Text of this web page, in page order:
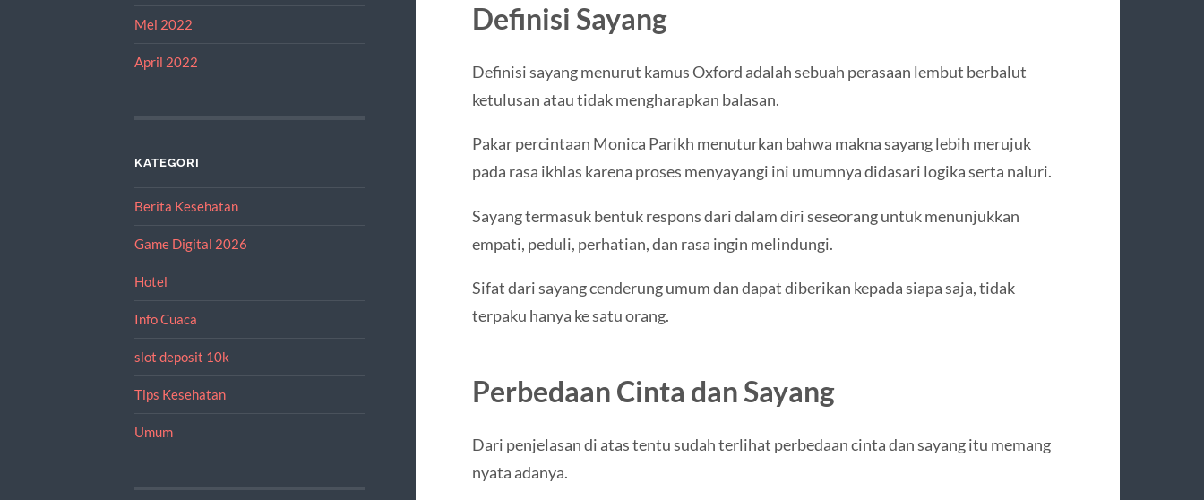
Mei 2022
April 2022
KATEGORI
Berita Kesehatan
Game Digital 2026
Hotel
Info Cuaca
slot deposit 10k
Tips Kesehatan
Umum
Definisi Sayang
Definisi sayang menurut kamus Oxford adalah sebuah perasaan lembut berbalut
ketulusan atau tidak mengharapkan balasan.
Pakar percintaan Monica Parikh menuturkan bahwa makna sayang lebih merujuk
pada rasa ikhlas karena proses menyayangi ini umumnya didasari logika serta naluri.
Sayang termasuk bentuk respons dari dalam diri seseorang untuk menunjukkan
empati, peduli, perhatian, dan rasa ingin melindungi.
Sifat dari sayang cenderung umum dan dapat diberikan kepada siapa saja, tidak
terpaku hanya ke satu orang.
Perbedaan Cinta dan Sayang
Dari penjelasan di atas tentu sudah terlihat perbedaan cinta dan sayang itu memang
nyata adanya.